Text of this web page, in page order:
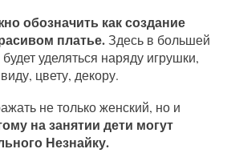
обозначить как создание
платье.Здесь в большей
уделяться наряду игрушки,
цвету, декору.
не только женский, но и
на занятии дети могут
Незнайку.